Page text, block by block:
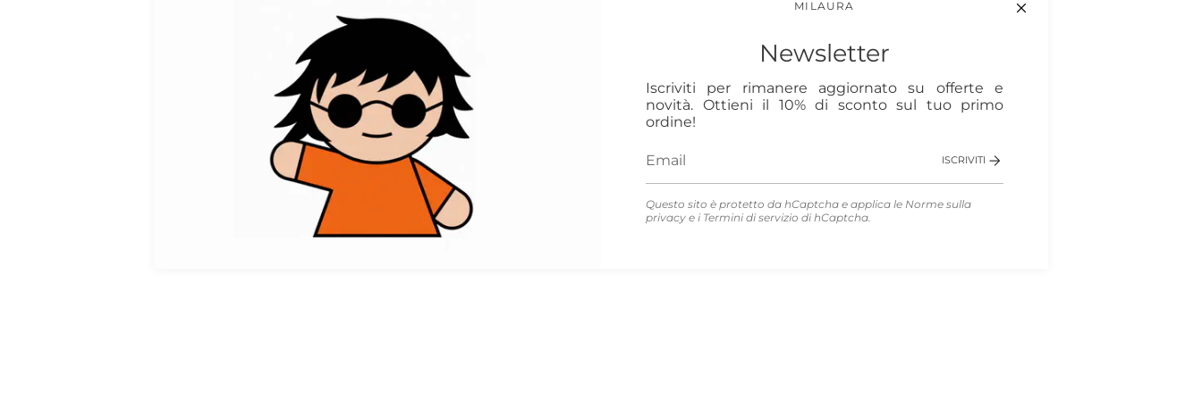
MILAURA
Newsletter
Iscriviti per rimanere aggiornato su offerte e
novità. Ottieni il 10% di sconto sul tuo primo
ordine!
ISCRIVITI
Questo sito è protetto da hCaptcha e applica le Norme sulla
privacy e i Termini di servizio di hCaptcha.